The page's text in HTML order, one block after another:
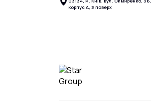
корпус А, 3 поверх